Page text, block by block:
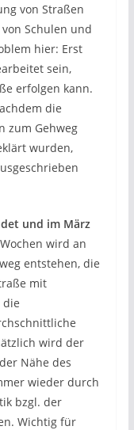
von Straßen
Schulen und
hier: Erst
sein,
erfolgen kann.
die
zum Gehweg
wurden,
und im März
wird an
entstehen, die
mit
die
wird der
Nähe des
wieder durch
bzgl. der
Wichtig für